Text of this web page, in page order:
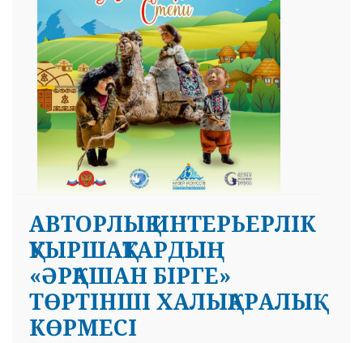
АВТОРЛЫҚ ИНТЕРЬЕРЛІК
ҚУЫРШАҚТАРДЫҢ
«ӘРҚАШАН БІРГЕ»
ТӨРТІНШІ ХАЛЫҚАРАЛЫҚ
КӨРМЕСІ